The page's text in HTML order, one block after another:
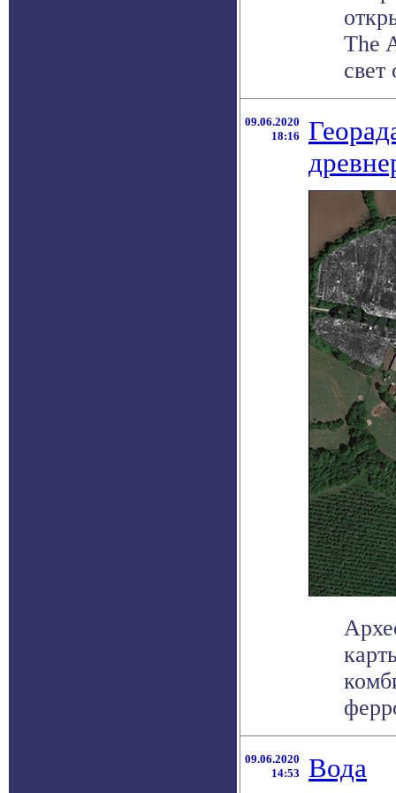
The
09.06.2020
18:16
09.06.2020
14:53
Вода